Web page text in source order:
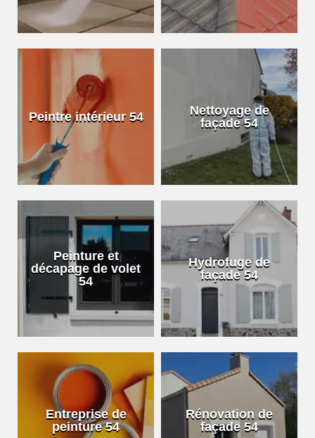
Peintre intérieur 54
Nettoyage de
façade 54
Peinture et
décapage de volet
54
Hydrofuge de
façade 54
Entreprise de
peinture 54
Rénovation de
façade 54